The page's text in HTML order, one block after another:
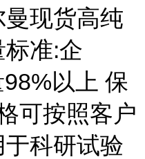
现货高纯
标准:企
以上 保
可按照客户
科研试验